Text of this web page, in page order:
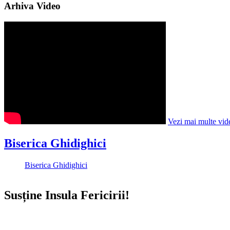
Arhiva Video
Vezi mai multe
Biserica Ghidighici
Biserica Ghidighici
Susține Insula Fericirii!